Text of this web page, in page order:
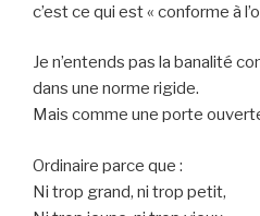
c’est ce qui est « conforme à
Je n’entends pas la banalité
dans une norme rigide.
Mais comme une porte
Ordinaire parce que :
Ni trop grand, ni trop petit,